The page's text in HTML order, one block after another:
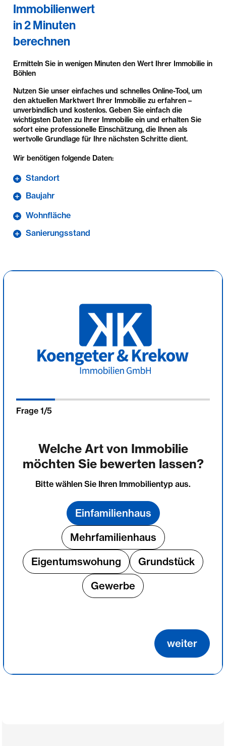
Immobilienwert
in 2 Minuten
berechnen
Ermitteln Sie in wenigen Minuten den Wert Ihrer Immobilie in
Böhlen
Nutzen Sie unser einfaches und schnelles Online-Tool, um
den aktuellen Marktwert Ihrer Immobilie zu erfahren –
unverbindlich und kostenlos. Geben Sie einfach die
wichtigsten Daten zu Ihrer Immobilie ein und erhalten Sie
sofort eine professionelle Einschätzung, die Ihnen als
wertvolle Grundlage für Ihre nächsten Schritte dient.
Wir benötigen folgende Daten:
Standort
Baujahr
Wohnfläche
Sanierungsstand
Frage1/5
Welche Art von Immobilie
möchten Sie bewerten lassen?
Bitte wählen Sie Ihren Immobilientyp aus.
Einfamilienhaus
Mehrfamilienhaus
Eigentumswohung
Grundstück
Gewerbe
weiter